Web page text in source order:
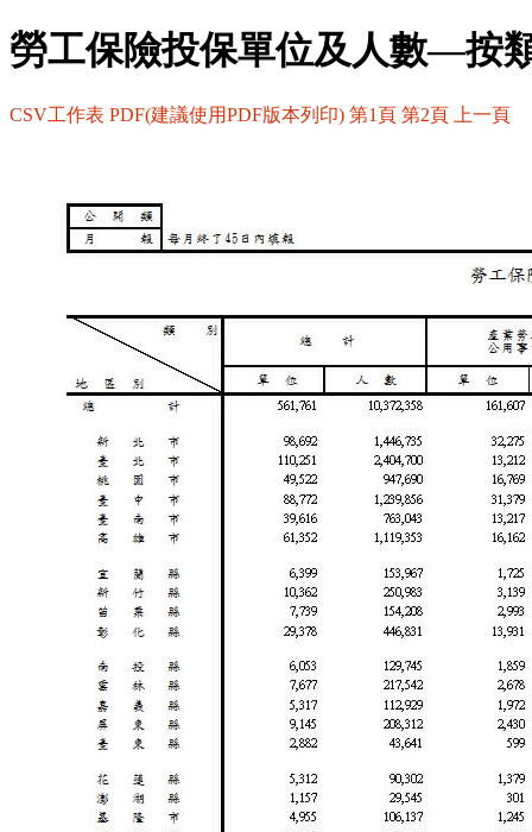
勞工保險投保單位及人數—按
CSV工作表 PDF(建議使用PDF版本列印) 第1頁 第2頁 上一頁